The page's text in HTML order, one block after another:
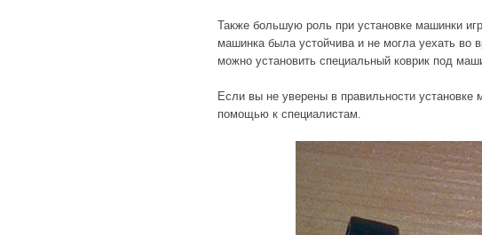
Также большую роль при установке машинки
машинка была устойчива и не могла уехать
можно установить специальный коврик под
Если вы не уверены в правильности
помощью к специалистам.